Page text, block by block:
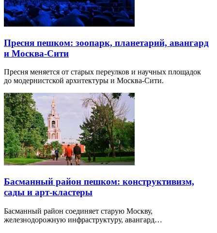
Пресня пешком: зоопарк, планетарий, авангард
и Москва-Сити
Пресня меняется от старых переулков и научных площадок
до модернистской архитектуры и Москва-Сити.
Басманный район пешком: конструктивизм,
сады и арт-кластеры
Басманный район соединяет старую Москву,
железнодорожную инфраструктуру, авангард…